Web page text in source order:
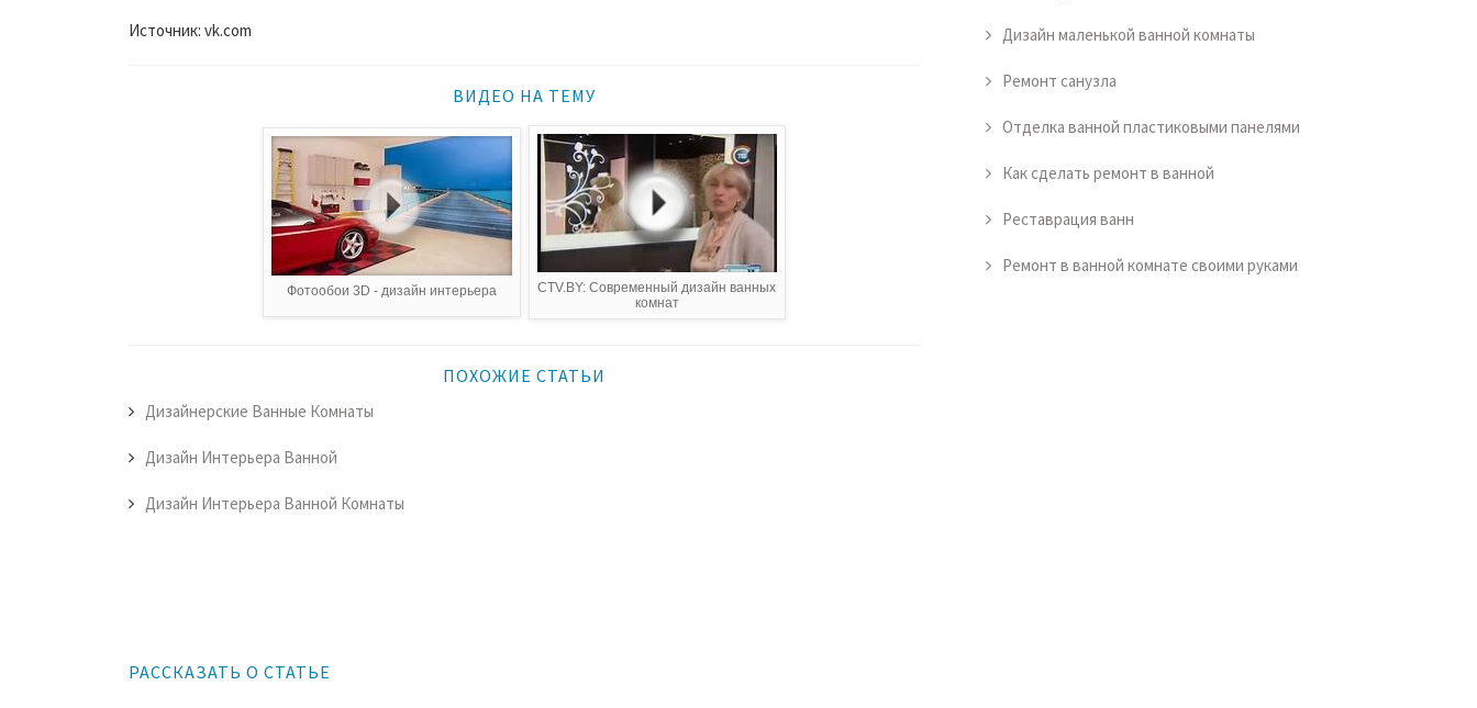
Источник: vk.com
ВИДЕО НА ТЕМУ
Фотообои 3D - дизайн интерьера
CTV.BY: Современный дизайн ванных
комнат
ПОХОЖИЕ СТАТЬИ
Дизайнерские Ванные Комнаты
Дизайн Интерьера Ванной
Дизайн Интерьера Ванной Комнаты
РАССКАЗАТЬ О СТАТЬЕ
Дизайн маленькой ванной комнаты
Ремонт санузла
Отделка ванной пластиковыми панелями
Как сделать ремонт в ванной
Реставрация ванн
Ремонт в ванной комнате своими руками